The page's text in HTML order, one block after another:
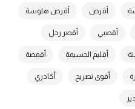
أقرص أقرص هلوسة
أقصبي أقصر رجل
أقليم الحسيمة أقمصة
أقوى تصريح أكادري